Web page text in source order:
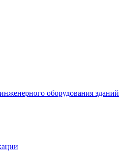
оборудования зданий